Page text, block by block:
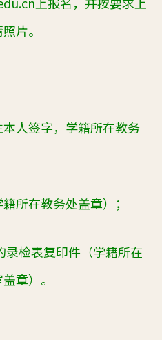
片。
人签字，学籍所在教务
所在教务处盖章）；
录检表复印件（学籍所在
章）。